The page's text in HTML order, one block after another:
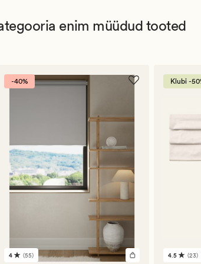
enim müüdud tooted
-40%
55
4 (55)
Klubi -
23
4.5 (23)